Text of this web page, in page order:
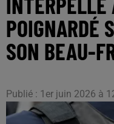
POIGNARDÉ
SON BEAU-
Publié : 1er juin 2026 à